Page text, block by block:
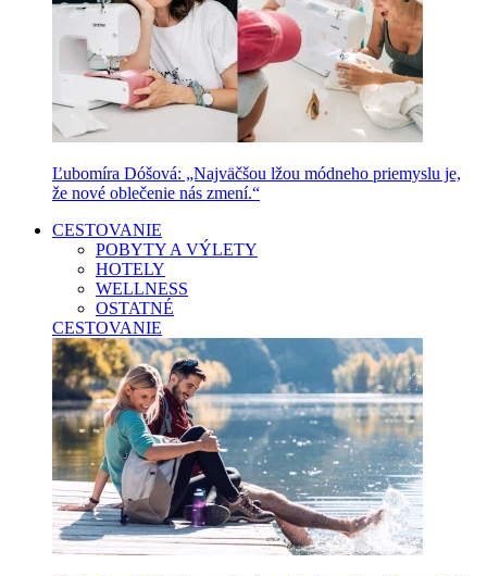
Ľubomíra Dóšová: „Najväčšou lžou módneho priemyslu je,
že nové oblečenie nás zmení.“
CESTOVANIE
POBYTY A VÝLETY
HOTELY
WELLNESS
OSTATNÉ
CESTOVANIE